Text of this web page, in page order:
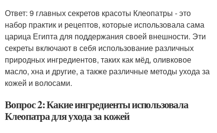
Ответ: 9 главных секретов красоты Клеопатры - это
набор практик и рецептов, которые использовала сама
царица Египта для поддержания своей внешности. Эти
секреты включают в себя использование различных
природных ингредиентов, таких как мёд, оливковое
масло, хна и другие, а также различные методы ухода за
кожей и волосами.
Вопрос 2: Какие ингредиенты использовала
Клеопатра для ухода за кожей